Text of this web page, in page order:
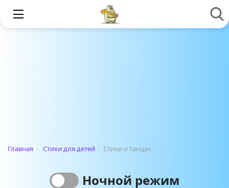
Главная › Стихи для детей › Стихи о танцах
Ночной режим